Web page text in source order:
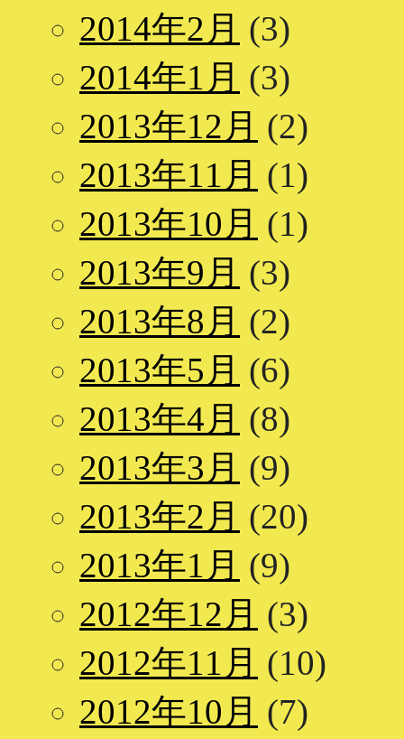
2014年2月 (3)
2014年1月 (3)
2013年12月 (2)
2013年11月 (1)
2013年10月 (1)
2013年9月 (3)
2013年8月 (2)
2013年5月 (6)
2013年4月 (8)
2013年3月 (9)
2013年2月 (20)
2013年1月 (9)
2012年12月 (3)
2012年11月 (10)
2012年10月 (7)